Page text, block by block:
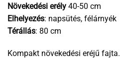
Növekedési erély 40-50 cm
Elhelyezés: napsütés, félárnyék
Térállás: 80 cm
Kompakt növekedési eréjű fajta.